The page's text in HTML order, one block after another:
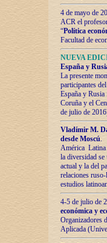
4 de mayo de
ACR el
“Política
Facultad de
NUEVA
España y
La presente
participantes
España y
Coruña y el
de julio de
Vladímir М.
desde Moscú.
América Latina
la diversidad
actual у lа del
relaciones
estudios
4-5 de julio de
económica y
Organizadores
Aplicada